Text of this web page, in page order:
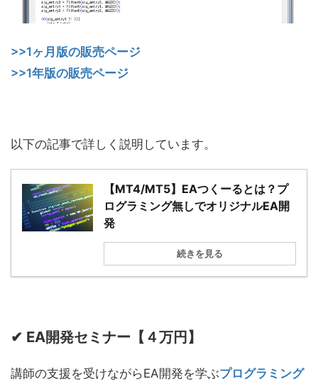
>>1ヶ月版の販売ページ
>>1年版の販売ページ
以下の記事で詳しく説明しています。
【MT4/MT5】EAつくーるとは？プ
ログラミング無しでオリジナルEA開
発
続きを見る
✔ EA開発セミナー【４万円】
講師の支援を受けながらEA開発を学ぶプログラミング